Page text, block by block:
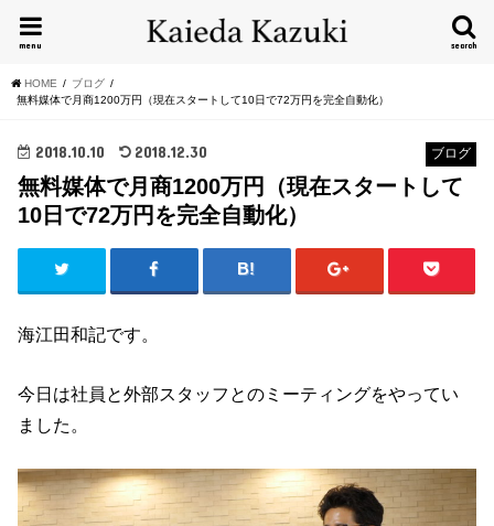
search
menu
HOME
ブログ
無料媒体で月商1200万円（現在スタートして10日で72万円を完全自動化）
ブログ
2018.10.10 2018.12.30
無料媒体で月商1200万円（現在スタートして
10日で72万円を完全自動化）
海江田和記です。
今日は社員と外部スタッフとのミーティングをやってい
ました。